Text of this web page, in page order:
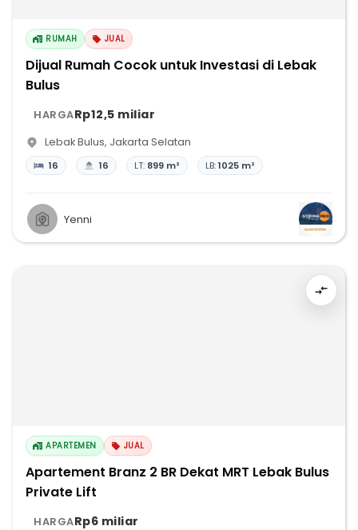
RUMAH JUAL
Dijual Rumah Cocok untuk Investasi di Lebak
Bulus
HARGARp12,5 miliar
Lebak Bulus, Jakarta Selatan
16 16 LT: 899 m² LB:1025 m²
Yenni
APARTEMEN JUAL
Apartement Branz 2 BR Dekat MRT Lebak Bulus
Private Lift
HARGARp6 miliar